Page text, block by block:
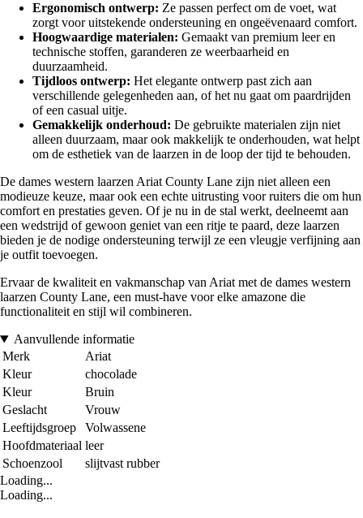
Ergonomisch ontwerp: Ze passen perfect om de voet, wat
zorgt voor uitstekende ondersteuning en ongeëvenaard comfort.
Hoogwaardige materialen: Gemaakt van premium leer en
technische stoffen, garanderen ze weerbaarheid en
duurzaamheid.
Tijdloos ontwerp: Het elegante ontwerp past zich aan
verschillende gelegenheden aan, of het nu gaat om paardrijden
of een casual uitje.
Gemakkelijk onderhoud: De gebruikte materialen zijn niet
alleen duurzaam, maar ook makkelijk te onderhouden, wat helpt
om de esthetiek van de laarzen in de loop der tijd te behouden.
De dames western laarzen Ariat County Lane zijn niet alleen een
modieuze keuze, maar ook een echte uitrusting voor ruiters die om hun
comfort en prestaties geven. Of je nu in de stal werkt, deelneemt aan
een wedstrijd of gewoon geniet van een ritje te paard, deze laarzen
bieden je de nodige ondersteuning terwijl ze een vleugje verfijning aan
je outfit toevoegen.
Ervaar de kwaliteit en vakmanschap van Ariat met de dames western
laarzen County Lane, een must-have voor elke amazone die
functionaliteit en stijl wil combineren.
Aanvullende informatie
Merk
Ariat
Kleur
chocolade
Kleur
Bruin
Geslacht
Vrouw
Leeftijdsgroep
Volwassene
Hoofdmateriaal leer
Schoenzool
slijtvast rubber
Loading...
Loading...